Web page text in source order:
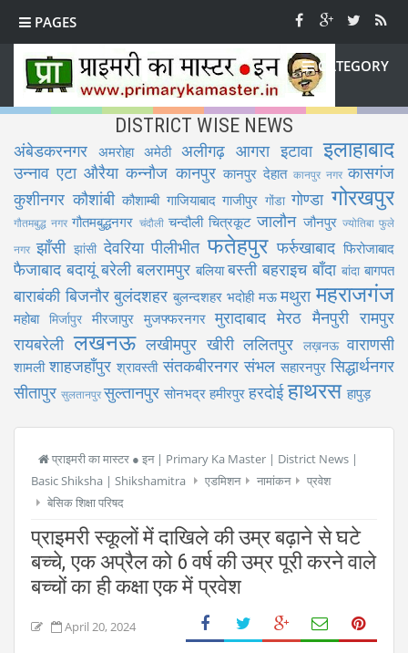
PAGES
CATEGORY
DISTRICT WISE NEWS
अंबेडकरनगर अमरोहा अमेठी अलीगढ़ आगरा इटावा इलाहाबाद
उन्नाव एटा औरैया कन्नौज कानपुर कानपुर देहात कानपुर नगर कासगंज
कुशीनगर कौशांबी कौशाम्बी गाजियाबाद गाजीपुर गोंडा गोण्डा गोरखपुर
गौतमबुद्ध नगर गौतमबुद्धनगर चंदौली चन्दौली चित्रकूट जालौन जौनपुर ज्योतिबा फुले
नगर झाँसी झांसी देवरिया पीलीभीत फतेहपुर फर्रुखाबाद फिरोजाबाद
फैजाबाद बदायूं बरेली बलरामपुर बलिया बस्ती बहराइच बाँदा बांदा बागपत
बाराबंकी बिजनौर बुलंदशहर बुलन्दशहर भदोही मऊ मथुरा महराजगंज
महोबा मिर्जापुर मीरजापुर मुजफ्फरनगर मुरादाबाद मेरठ मैनपुरी रामपुर
रायबरेली लखनऊ लखीमपुर खीरी ललितपुर लख़नऊ वाराणसी
शामली शाहजहाँपुर श्रावस्ती संतकबीरनगर संभल सहारनपुर सिद्धार्थनगर
सीतापुर सुलतानपुरसुल्तानपुर सोनभद्र हमीरपुर हरदोई हाथरस हापुड़
प्राइमरी का मास्टर ● इन | Primary Ka Master | District News |
Basic Shiksha | Shikshamitra
एडमिशन नामांकन
प्रवेश
बेसिक शिक्षा परिषद
प्राइमरी स्कूलों में दाखिले की उम्र बढ़ाने से घटे
बच्चे, एक अप्रैल को 6 वर्ष की उम्र पूरी करने वाले
बच्चों का ही कक्षा एक में प्रवेश
April 20, 2024